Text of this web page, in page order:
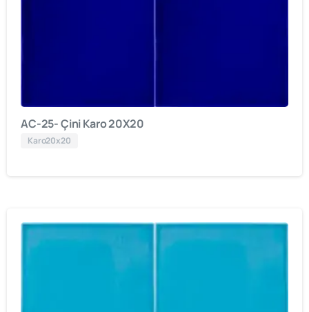
AC-25- Çini Karo 20X20
Karo20x20